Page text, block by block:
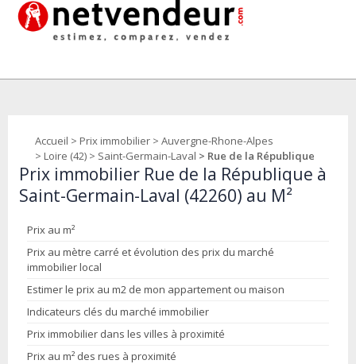
Accueil > Prix immobilier > Auvergne-Rhone-Alpes
> Loire (42) > Saint-Germain-Laval > Rue de la République
Prix immobilier Rue de la République à
Saint-Germain-Laval (42260) au M²
Prix au m²
Prix au mètre carré et évolution des prix du marché
immobilier local
Estimer le prix au m2 de mon appartement ou maison
Indicateurs clés du marché immobilier
Prix immobilier dans les villes à proximité
Prix au m² des rues à proximité